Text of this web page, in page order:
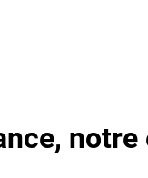
notre